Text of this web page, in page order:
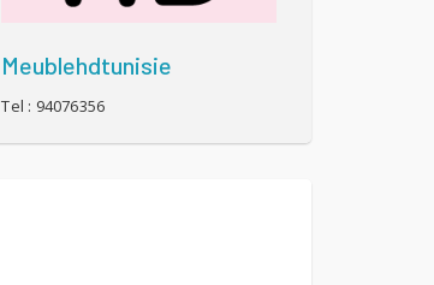
Meublehdtunisie
Tel : 94076356